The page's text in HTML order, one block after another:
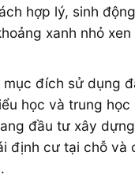
hợp lý, sinh
xanh nhỏ xen
mục đích sử dụng
học và trung học
đầu tư xây
định cư tại chỗ và